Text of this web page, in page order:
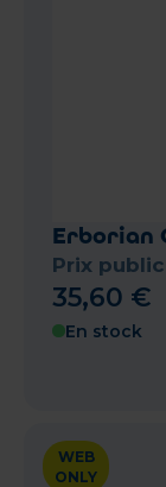
Erborian
Prix
35,60 €
En stock
WEB
ONLY